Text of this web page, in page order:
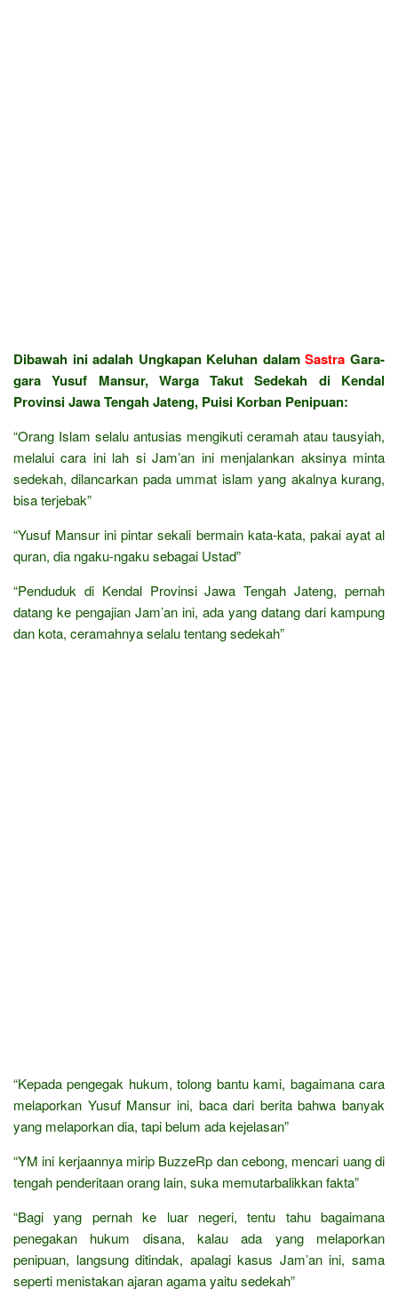
Dibawah ini adalah Ungkapan Keluhan dalamSastra Gara-
gara Yusuf Mansur, Warga Takut Sedekah di Kendal
Provinsi Jawa Tengah Jateng, Puisi Korban Penipuan:
“Orang Islam selalu antusias mengikuti ceramah atau tausyiah,
melalui cara ini lah si Jam’an ini menjalankan aksinya minta
sedekah, dilancarkan pada ummat islam yang akalnya kurang,
bisa terjebak”
“Yusuf Mansur ini pintar sekali bermain kata-kata, pakai ayat al
quran, dia ngaku-ngaku sebagai Ustad”
“Penduduk di Kendal Provinsi Jawa Tengah Jateng, pernah
datang ke pengajian Jam’an ini, ada yang datang dari kampung
dan kota, ceramahnya selalu tentang sedekah”
“Kepada pengegak hukum, tolong bantu kami, bagaimana cara
melaporkan Yusuf Mansur ini, baca dari berita bahwa banyak
yang melaporkan dia, tapi belum ada kejelasan”
“YM ini kerjaannya mirip BuzzeRp dan cebong, mencari uang di
tengah penderitaan orang lain, suka memutarbalikkan fakta”
“Bagi yang pernah ke luar negeri, tentu tahu bagaimana
penegakan hukum disana, kalau ada yang melaporkan
penipuan, langsung ditindak, apalagi kasus Jam’an ini, sama
seperti menistakan ajaran agama yaitu sedekah”